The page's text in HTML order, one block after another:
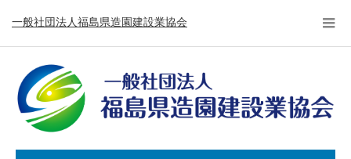
一般社団法人福島県造園建設業協会